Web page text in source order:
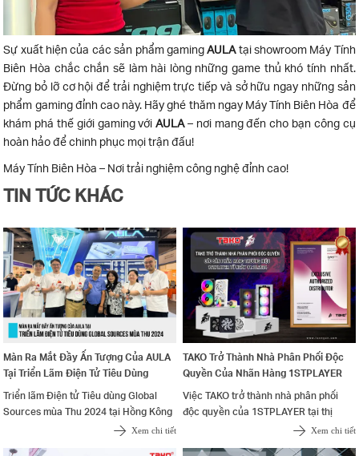
Sự xuất hiện của các sản phẩm gamingAULAtại showroom Máy Tính
Biên Hòa chắc chắn sẽ làm hài lòng những game thủ khó tính nhất.
Đừng bỏ lỡ cơ hội để trải nghiệm trực tiếp và sở hữu ngay những sản
phẩm gaming đỉnh cao này. Hãy ghé thăm ngay Máy Tính Biên Hòa để
khám phá thế giới gaming vớiAULA– nơi mang đến cho bạn công cụ
hoàn hảo để chinh phục mọi trận đấu!
Máy Tính Biên Hòa – Nơi trải nghiệm công nghệ đỉnh cao!
TIN TỨC KHÁC
Màn Ra Mắt Đầy Ấn Tượng Của AULA
Tại Triển Lãm Điện Tử Tiêu Dùng
Global Sources Mùa Thu 2024
Triển lãm Điện tử Tiêu dùng Global
Sources mùa Thu 2024 tại Hồng Kông
đã trở thành một sự kiện quan trọng
Xem chi tiết
TAKO Trở Thành Nhà Phân Phối Độc
Quyền Của Nhãn Hàng 1STPLAYER
Tại Thị Trường Việt Nam
Việc TAKO trở thành nhà phân phối
độc quyền của 1STPLAYER tại thị
trường Việt Nam không chỉ giúp nâng
Xem chi tiết